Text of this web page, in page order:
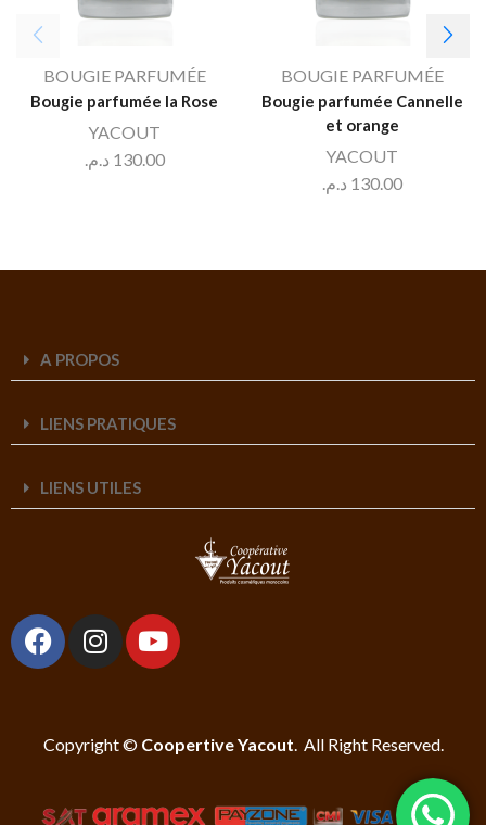
BOUGIE PARFUMÉE
Bougie parfumée la Rose
YACOUT
130.00 د.م.
BOUGIE PARFUMÉE
Bougie parfumée Cannelle
et orange
YACOUT
130.00 د.م.
A PROPOS
LIENS PRATIQUES
LIENS UTILES
Copyright © Coopertive Yacout. All Right Reserved.